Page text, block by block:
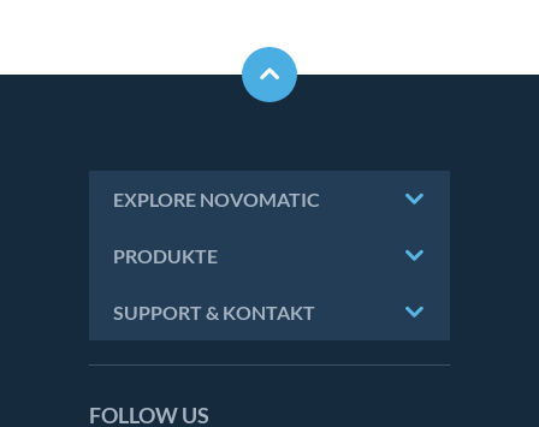
EXPLORE NOVOMATIC
PRODUKTE
SUPPORT & KONTAKT
FOLLOW US